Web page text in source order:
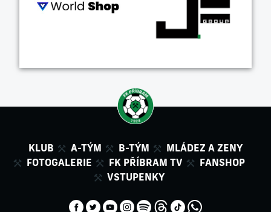
KLUB A-TÝM B-TÝM
MLÁDEZ A ZENY
FOTOGALERIE
FK PŘÍBRAM TV
FANSHOP
VSTUPENKY